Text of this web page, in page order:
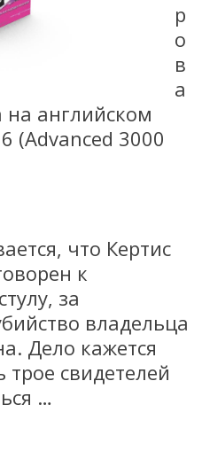
р
о
в
а
на английском
(Advanced 3000
что Кертис
к
за
владельца
Дело кажется
свидетелей
…